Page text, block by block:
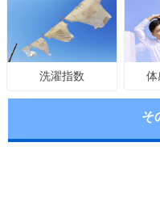
洗濯指数 体
そ